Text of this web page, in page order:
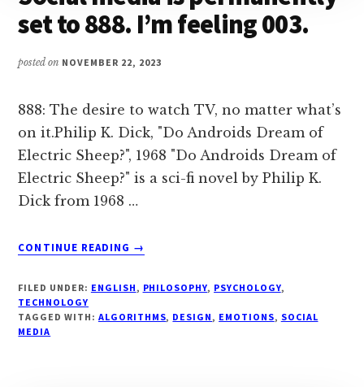
set to 888. I’m feeling 003.
posted on NOVEMBER 22, 2023
888: The desire to watch TV, no matter what’s
on it.Philip K. Dick, "Do Androids Dream of
Electric Sheep?", 1968 "Do Androids Dream of
Electric Sheep?" is a sci-fi novel by Philip K.
Dick from 1968 …
CONTINUE READING
ABOUT
IS
PERMANENTLY
→
FILED UNDER: ENGLISH , PHILOSOPHY, PSYCHOLOGY,
TECHNOLOGY
TAGGED WITH: ALGORITHMS, DESIGN , EMOTIONS, SOCIAL
MEDIA